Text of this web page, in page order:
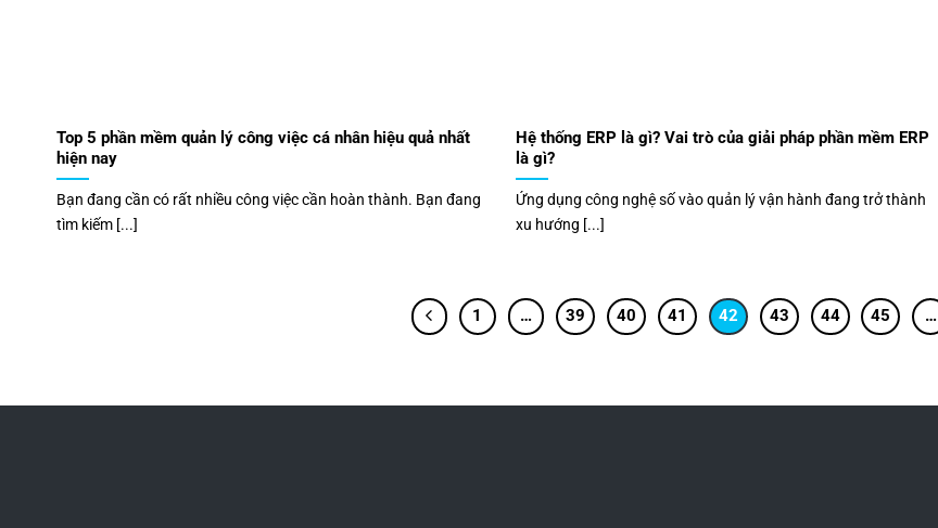
Top 5 phần mềm quản lý công việc cá nhân hiệu quả nhất
hiện nay
Bạn đang cần có rất nhiều công việc cần hoàn thành. Bạn đang
tìm kiếm [...]
Hệ thống ERP là gì? Vai trò của giải pháp phần mềm ERP
là gì?
Ứng dụng công nghệ số vào quản lý vận hành đang trở thành
xu hướng [...]
1 … 39 40 41 42 43 44 45 …